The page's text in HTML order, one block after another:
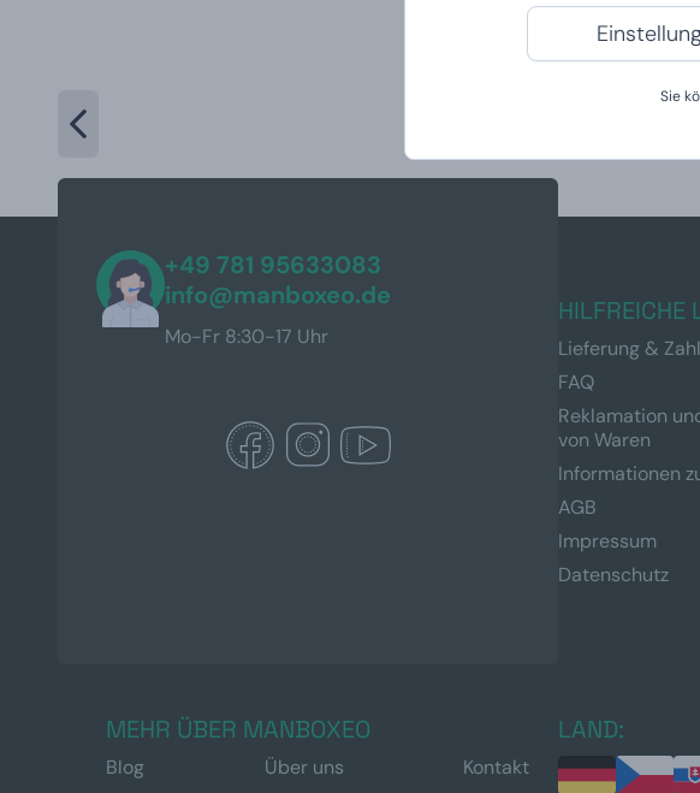
Sie
+49 781 95633083
info@manboxeo.de
Mo-Fr 8:30-17 Uhr
HILFREICHE
Lieferung &
FAQ
Reklamation
von Waren
Informationen
AGB
Impressum
Datenschutz
MEHR ÜBER MANBOXEO
Blog Über uns Kontakt
LAND: